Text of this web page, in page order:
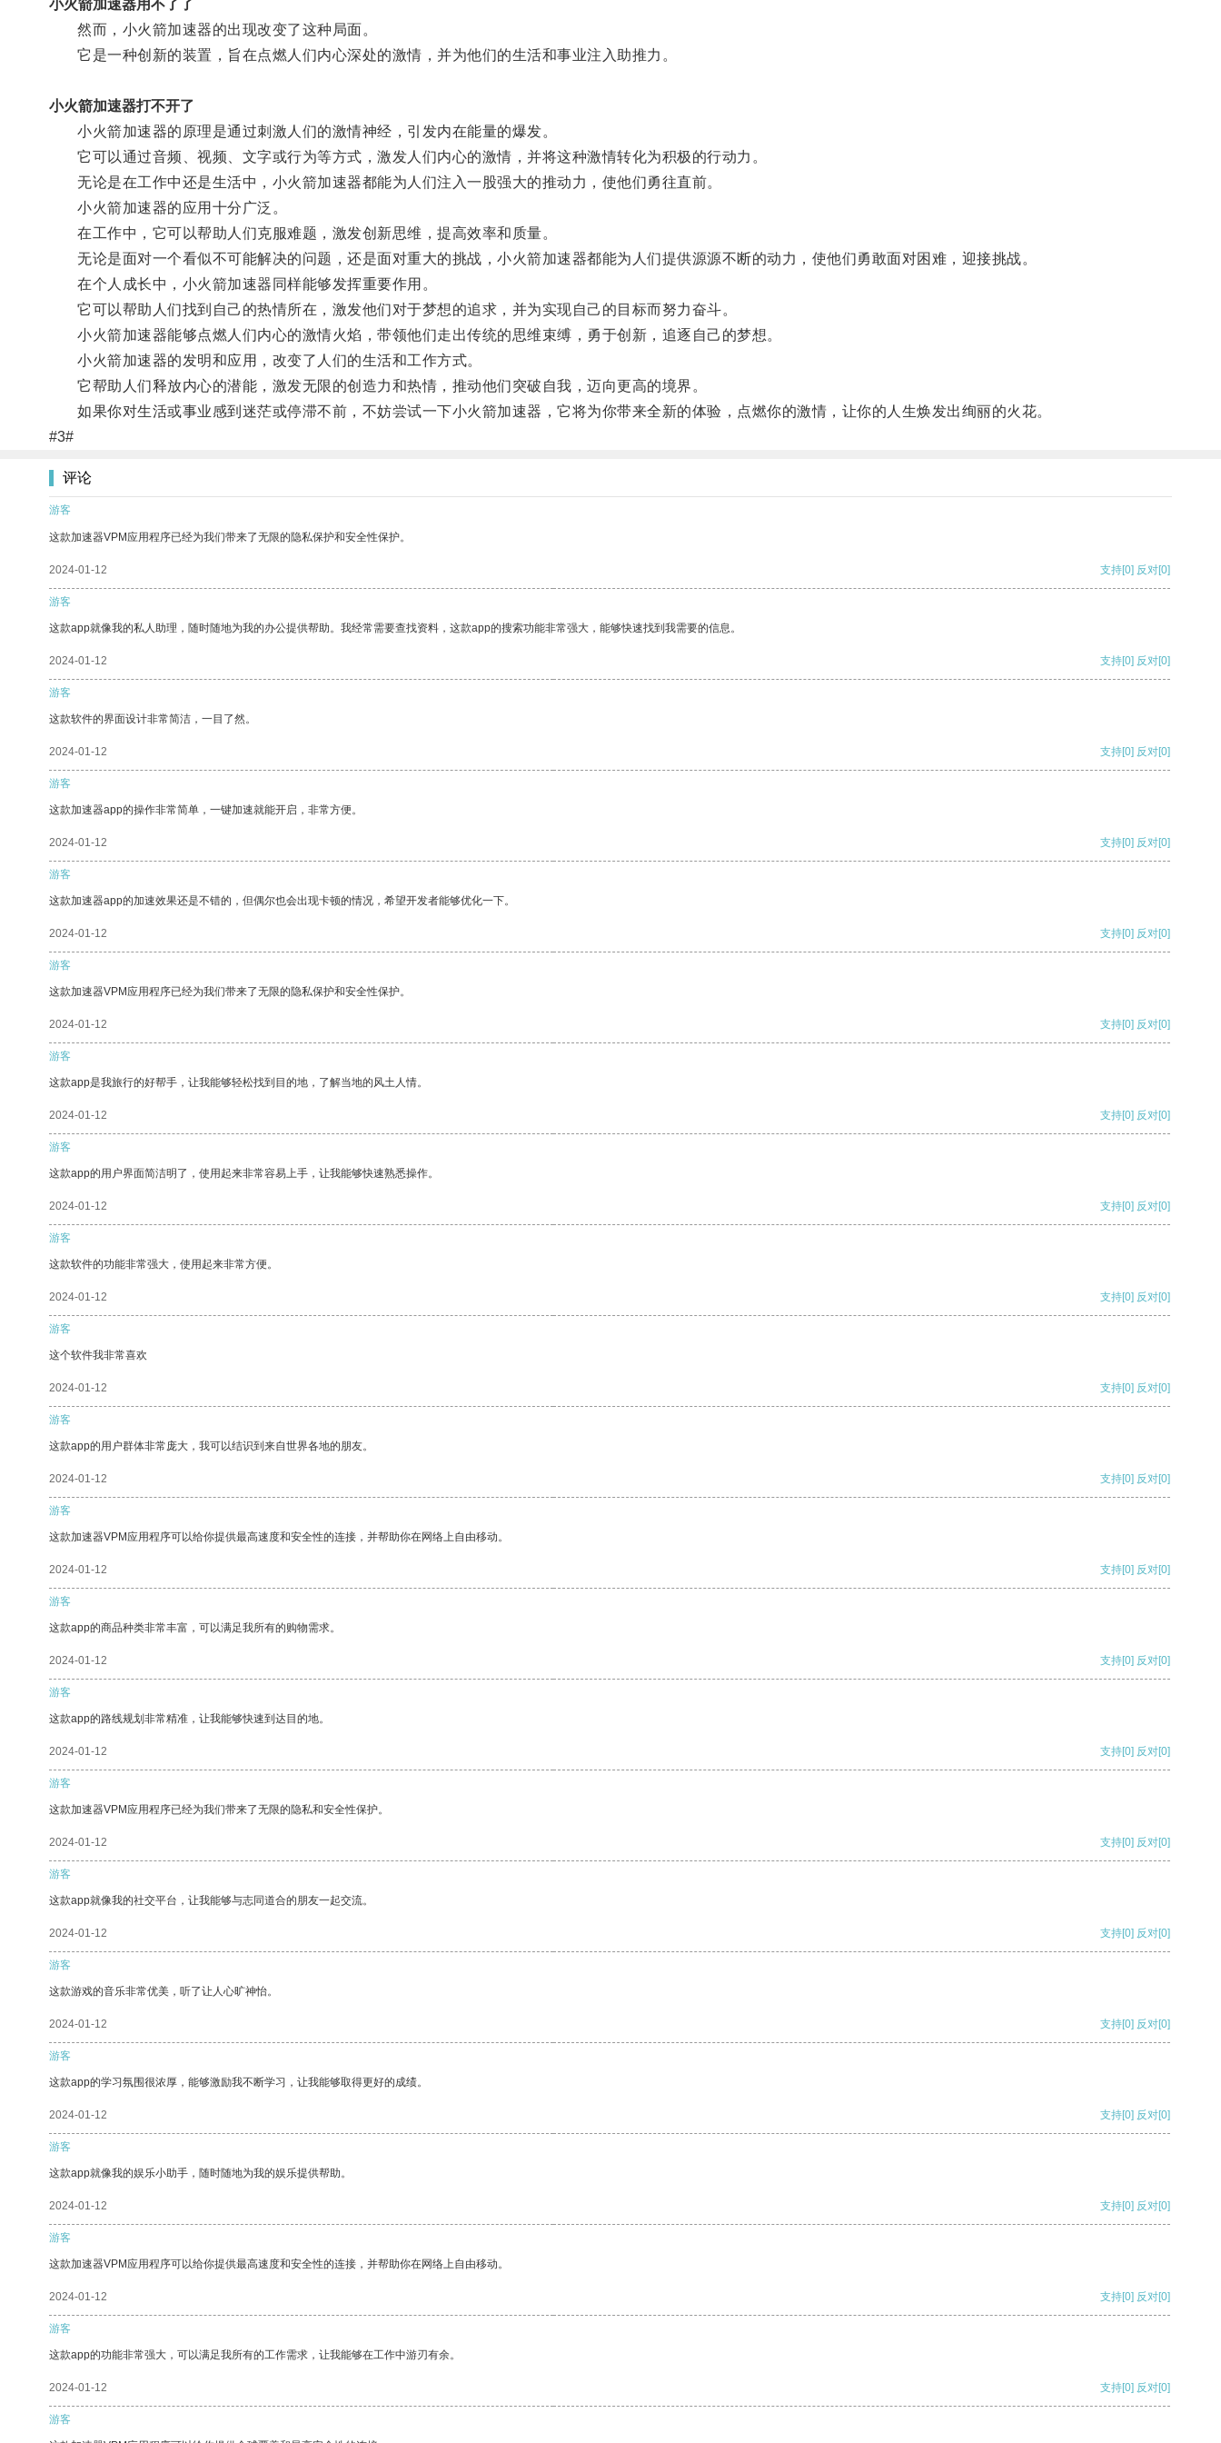
小火箭加速器用不了了
然而，小火箭加速器的出现改变了这种局面。
它是一种创新的装置，旨在点燃人们内心深处的激情，并为他们的生活和事业注入助推力。
小火箭加速器打不开了
小火箭加速器的原理是通过刺激人们的激情神经，引发内在能量的爆发。
它可以通过音频、视频、文字或行为等方式，激发人们内心的激情，并将这种激情转化为积极的行动力。
无论是在工作中还是生活中，小火箭加速器都能为人们注入一股强大的推动力，使他们勇往直前。
小火箭加速器的应用十分广泛。
在工作中，它可以帮助人们克服难题，激发创新思维，提高效率和质量。
无论是面对一个看似不可能解决的问题，还是面对重大的挑战，小火箭加速器都能为人们提供源源不断的动力，使他们勇敢面对困难，迎接挑战。
在个人成长中，小火箭加速器同样能够发挥重要作用。
它可以帮助人们找到自己的热情所在，激发他们对于梦想的追求，并为实现自己的目标而努力奋斗。
小火箭加速器能够点燃人们内心的激情火焰，带领他们走出传统的思维束缚，勇于创新，追逐自己的梦想。
小火箭加速器的发明和应用，改变了人们的生活和工作方式。
它帮助人们释放内心的潜能，激发无限的创造力和热情，推动他们突破自我，迈向更高的境界。
如果你对生活或事业感到迷茫或停滞不前，不妨尝试一下小火箭加速器，它将为你带来全新的体验，点燃你的激情，让你的人生焕发出绚丽的火花。
#3#
评论
游客
这款加速器VPM应用程序已经为我们带来了无限的隐私保护和安全性保护。
2024-01-12 支持[0] 反对[0]
游客
这款app就像我的私人助理，随时随地为我的办公提供帮助。我经常需要查找资料，这款app的搜索功能非常强大，能够快速找到我需要的信息。
2024-01-12 支持[0] 反对[0]
游客
这款软件的界面设计非常简洁，一目了然。
2024-01-12 支持[0] 反对[0]
游客
这款加速器app的操作非常简单，一键加速就能开启，非常方便。
2024-01-12 支持[0] 反对[0]
游客
这款加速器app的加速效果还是不错的，但偶尔也会出现卡顿的情况，希望开发者能够优化一下。
2024-01-12 支持[0] 反对[0]
游客
这款加速器VPM应用程序已经为我们带来了无限的隐私保护和安全性保护。
2024-01-12 支持[0] 反对[0]
游客
这款app是我旅行的好帮手，让我能够轻松找到目的地，了解当地的风土人情。
2024-01-12 支持[0] 反对[0]
游客
这款app的用户界面简洁明了，使用起来非常容易上手，让我能够快速熟悉操作。
2024-01-12 支持[0] 反对[0]
游客
这款软件的功能非常强大，使用起来非常方便。
2024-01-12 支持[0] 反对[0]
游客
这个软件我非常喜欢
2024-01-12 支持[0] 反对[0]
游客
这款app的用户群体非常庞大，我可以结识到来自世界各地的朋友。
2024-01-12 支持[0] 反对[0]
游客
这款加速器VPM应用程序可以给你提供最高速度和安全性的连接，并帮助你在网络上自由移动。
2024-01-12 支持[0] 反对[0]
游客
这款app的商品种类非常丰富，可以满足我所有的购物需求。
2024-01-12 支持[0] 反对[0]
游客
这款app的路线规划非常精准，让我能够快速到达目的地。
2024-01-12 支持[0] 反对[0]
游客
这款加速器VPM应用程序已经为我们带来了无限的隐私和安全性保护。
2024-01-12 支持[0] 反对[0]
游客
这款app就像我的社交平台，让我能够与志同道合的朋友一起交流。
2024-01-12 支持[0] 反对[0]
游客
这款游戏的音乐非常优美，听了让人心旷神怡。
2024-01-12 支持[0] 反对[0]
游客
这款app的学习氛围很浓厚，能够激励我不断学习，让我能够取得更好的成绩。
2024-01-12 支持[0] 反对[0]
游客
这款app就像我的娱乐小助手，随时随地为我的娱乐提供帮助。
2024-01-12 支持[0] 反对[0]
游客
这款加速器VPM应用程序可以给你提供最高速度和安全性的连接，并帮助你在网络上自由移动。
2024-01-12 支持[0] 反对[0]
游客
这款app的功能非常强大，可以满足我所有的工作需求，让我能够在工作中游刃有余。
2024-01-12 支持[0] 反对[0]
游客